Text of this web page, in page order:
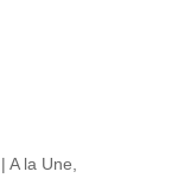
| A la Une,